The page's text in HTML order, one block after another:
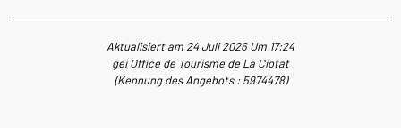
Aktualisiert am 24 Juli 2026 Um 17:24
gei Office de Tourisme de La Ciotat
(Kennung des Angebots :5974478)